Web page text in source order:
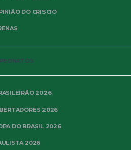
DO CRISCIO
2026
2026
DO BRASIL 2026
2026
é trazer ideias e pensar...